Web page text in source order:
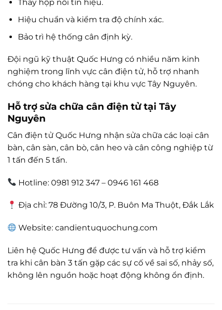
Thay hộp nối tín hiệu.
Hiệu chuẩn và kiểm tra độ chính xác.
Bảo trì hệ thống cân định kỳ.
Đội ngũ kỹ thuật Quốc Hưng có nhiều năm kinh
nghiệm trong lĩnh vực cân điện tử, hỗ trợ nhanh
chóng cho khách hàng tại khu vực Tây Nguyên.
Hỗ trợ sửa chữa cân điện tử tại Tây
Nguyên
Cân điện tử Quốc Hưng nhận sửa chữa các loại cân
bàn, cân sàn, cân bò, cân heo và cân công nghiệp từ
1 tấn đến 5 tấn.
Hotline: 0981 912 347 – 0946 161 468
Địa chỉ: 78 Đường 10/3, P. Buôn Ma Thuột, Đắk Lắk
Website: candientuquochung.com
Liên hệ Quốc Hưng để được tư vấn và hỗ trợ kiểm
tra khi cân bàn 3 tấn gặp các sự cố về sai số, nhảy số,
không lên nguồn hoặc hoạt động không ổn định.